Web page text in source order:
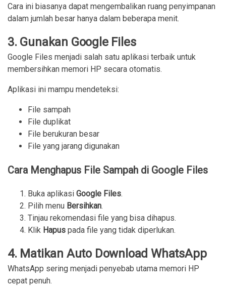
Cara ini biasanya dapat mengembalikan ruang penyimpanan
dalam jumlah besar hanya dalam beberapa menit.
3. Gunakan Google Files
Google Files menjadi salah satu aplikasi terbaik untuk
membersihkan memori HP secara otomatis.
Aplikasi ini mampu mendeteksi:
File sampah
File duplikat
File berukuran besar
File yang jarang digunakan
Cara Menghapus File Sampah di Google Files
Buka aplikasi Google Files.
Pilih menu Bersihkan.
Tinjau rekomendasi file yang bisa dihapus.
Klik Hapus pada file yang tidak diperlukan.
4. Matikan Auto Download WhatsApp
WhatsApp sering menjadi penyebab utama memori HP
cepat penuh.